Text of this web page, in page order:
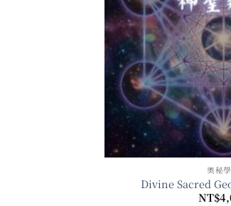
奧秘
Divine Sacred
NT$